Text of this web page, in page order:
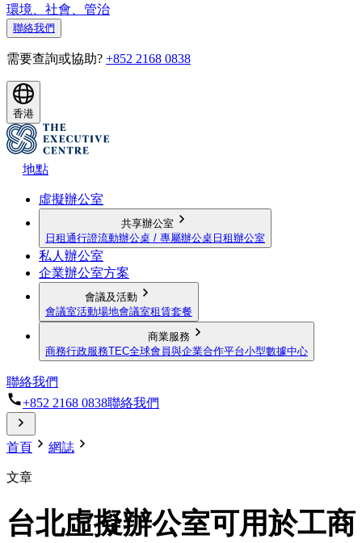
環境、社會、管治
聯絡我們
需要查詢或協助? +852 2168 0838
香港
地點
虛擬辦公室
共享辦公室
日租通行證流動辦公桌 / 專屬辦公桌 日租辦公室
私人辦公室
企業辦公室方案
會議及活動
會議室活動場地會議室租賃套餐
商業服務
商務行政服務TEC全球會員與企業合作平台小型數據中心
聯絡我們
+852 2168 0838聯絡我們
首頁 網誌
文章
台北虛擬辦公室可用於工商